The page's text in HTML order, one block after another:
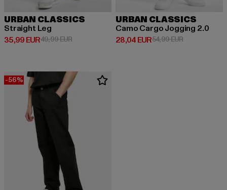
URBAN CLASSICS
Straight Leg
35,99 EUR
Derzeitiger Preis: 35,99 EUR
49,99 EURAktionspreis: 49,99 EUR
URBAN CLASSICS
Camo Cargo Jogging 2.0
28,04 EUR
Derzeitiger Preis: 28,04 EUR
54,99 EURAktionspreis:
-56%